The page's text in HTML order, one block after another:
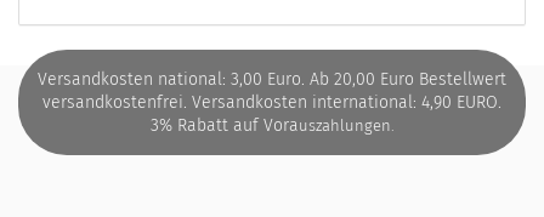
Versandkosten national: 3,00 Euro. Ab 20,00 Euro Bestellwert
versandkostenfrei. Versandkosten international: 4,90 EURO.
3% Rabatt auf Vorauszahlungen.